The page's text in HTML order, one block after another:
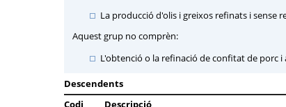
La producció d'olis i greixos refinats i sense
Aquest grup no comprèn:
L'obtenció o la refinació de confitat de porc
Descendents
Codi
Descripció